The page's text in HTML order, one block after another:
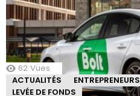
62 Vues
ACTUALITÉS
ENTREPRENEURS
LEVÉE DE FONDS